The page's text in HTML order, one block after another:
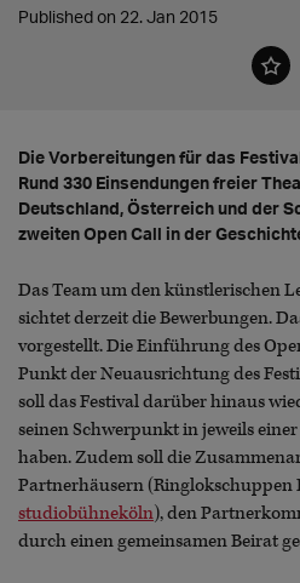
Published on 22. Jan 2015
Die Vorbereitungen für das
Rund 330 Einsendungen freier
Deutschland, Österreich und der
zweiten Open Call in der
Das Team um den künstlerischen
sichtet derzeit die Bewerbungen.
vorgestellt. Die Einführung des
Punkt der Neuausrichtung des
soll das Festival darüber hinaus
seinen Schwerpunkt in jeweils
haben. Zudem soll die
Partnerhäusern (Ringlokschuppen
studiobühneköln), den
durch einen gemeinsamen Beirat